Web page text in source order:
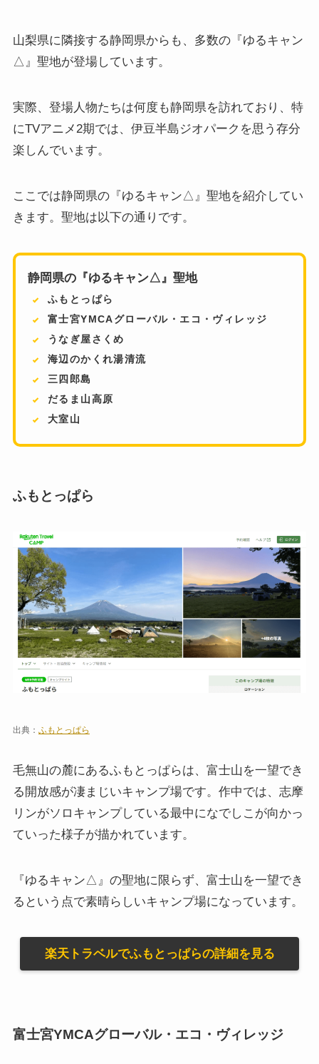
山梨県に隣接する静岡県からも、多数の『ゆるキャン
△』聖地が登場しています。
実際、登場人物たちは何度も静岡県を訪れており、特
にTVアニメ2期では、伊豆半島ジオパークを思う存分
楽しんでいます。
ここでは静岡県の『ゆるキャン△』聖地を紹介してい
きます。聖地は以下の通りです。
静岡県の『ゆるキャン△』聖地
ふもとっぱら
富士宮YMCAグローバル・エコ・ヴィレッジ
うなぎ屋さくめ
海辺のかくれ湯清流
三四郎島
だるま山高原
大室山
ふもとっぱら
出典： ふもとっぱら
毛無山の麓にあるふもとっぱらは、富士山を一望でき
る開放感が凄まじいキャンプ場です。作中では、志摩
リンがソロキャンプしている最中になでしこが向かっ
ていった様子が描かれています。
『ゆるキャン△』の聖地に限らず、富士山を一望でき
るという点で素晴らしいキャンプ場になっています。
楽天トラベルでふもとっぱらの詳細を見る
富士宮YMCAグローバル・エコ・ヴィレッジ